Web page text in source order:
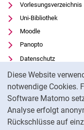
Diese Website
notwendige Cookies.
Software Matomo
Analyse erfolgt
Rückschlüsse auf
Vorlesungsverzeichnis
Uni-Bibliothek
Moodle
Panopto
Datenschutz
Barrierefreiheit
Transparenter KI-
Impressum
Externer Link:
Facebook
(öffnet